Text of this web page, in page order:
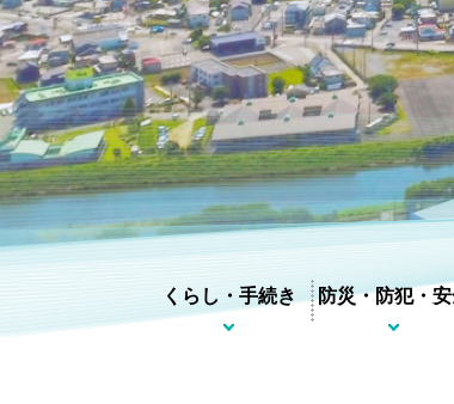
くらし・手続き 防災・防犯・